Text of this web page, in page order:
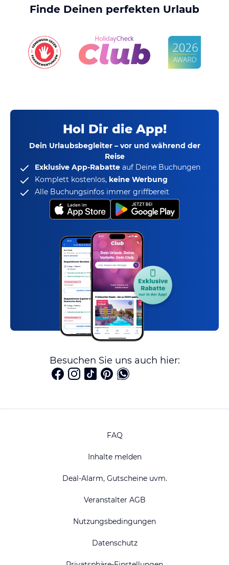
Finde Deinen perfekten Urlaub
Hol Dir die App!
Dein Urlaubsbegleiter – vor und während der
Reise
Exklusive App-Rabatte auf Deine Buchungen
Komplett kostenlos, keine Werbung
Alle Buchungsinfos immer griffbereit
Besuchen Sie uns auch hier:
FAQ
Inhalte melden
Deal-Alarm, Gutscheine uvm.
Veranstalter AGB
Nutzungsbedingungen
Datenschutz